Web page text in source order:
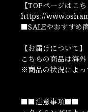
【TOPページはこ
https://
■SALEやおすすめ
【お届けについて】
こちらの商品は海
※商品の状況によっ
■■注意事項■■